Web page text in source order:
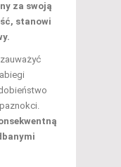
za swoją
stanowi